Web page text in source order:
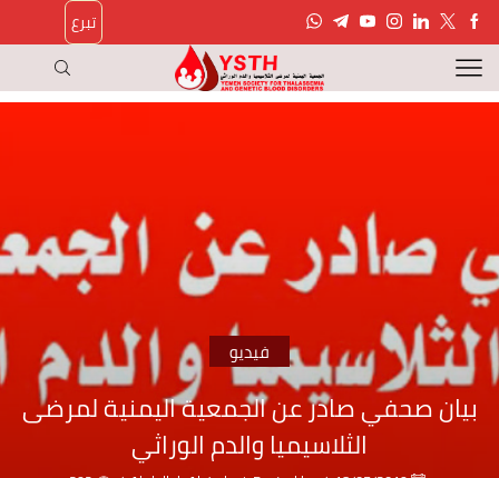
تبرع
فيديو
بيان صحفي صادر عن الجمعية اليمنية لمرضى
الثلاسيميا والدم الوراثي